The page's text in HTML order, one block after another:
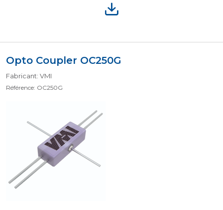
Opto Coupler OC250G
Fabricant: VMI
Référence: OC250G